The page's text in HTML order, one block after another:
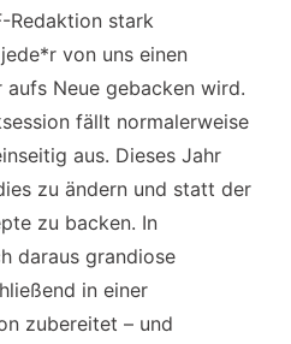
Redaktion stark
von uns einen
Neue gebacken wird.
fällt normalerweise
aus. Dieses Jahr
zu ändern und statt der
zu backen. In
daraus grandiose
in einer
zubereitet – und